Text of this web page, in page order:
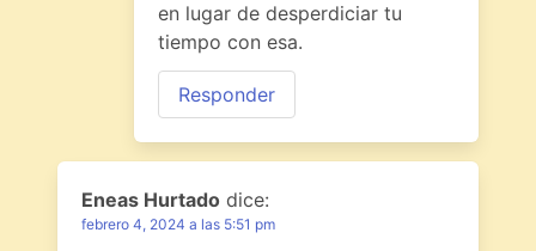
en lugar de desperdiciar tu
tiempo con esa.
Responder
Eneas Hurtado dice:
febrero 4, 2024 a las 5:51 pm